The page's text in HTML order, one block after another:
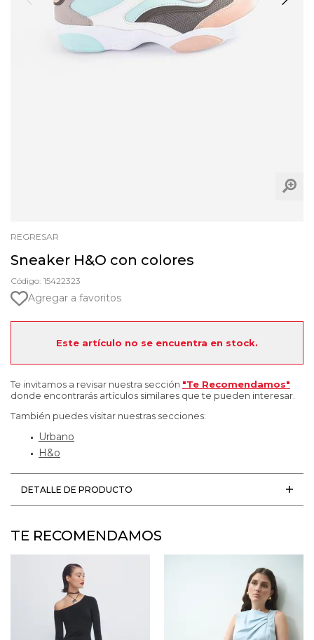
REGRESAR
Sneaker H&O con colores
Código: 15422323
Agregar a favoritos
Este artículo no se encuentra en stock.
Te invitamos a revisar nuestra sección "Te Recomendamos"
donde encontrarás artículos similares que te pueden interesar.
También puedes visitar nuestras secciones:
Urbano
H&o
DETALLE DE PRODUCTO
TE RECOMENDAMOS